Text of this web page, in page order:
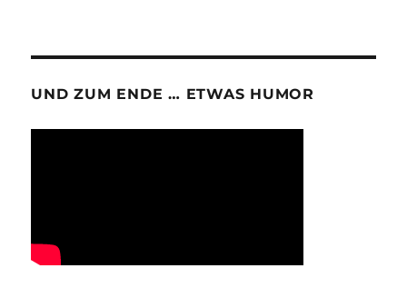
UND ZUM ENDE … ETWAS HUMOR